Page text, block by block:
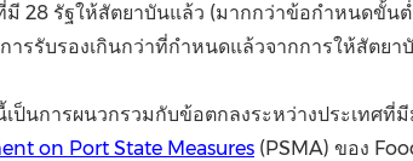
28 รัฐให้สัตยาบันแล้ว (มากกว่าข้อกำหนดขั้น
ารรับรองเกินกว่าที่กำหนดแล้วจากการให้สัตยา
เป็นการผนวกรวมกับข้อตกลงระหว่างประเทศ
on Port State Measures (PSMA) ของ